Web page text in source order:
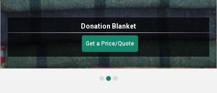
Donation Blanket
Get a Price/Quote